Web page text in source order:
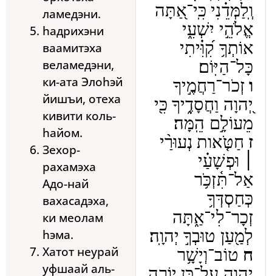
ламедэни.
hадрихэни
ваамитэха
веламедэни,
ки-ата Элоhэй
йишъи, отеха
кивити коль-
hайом.
Зехор-
рахамэха
Адо-най
вахасадэха,
ки меолам
hэма.
Хатот неурай
уфшаай аль-
וְֽלַמְּדֵ֗נִי כִּֽי־אַ֭תָּה
אֱלֹהֵ֣י יִשְׁעִ֑י
אוֹתְךָ֥ קִ֝וִּ֗יתִי
כָּל־הַיּֽוֹם׃
ו זְכֹר־רַחֲמֶ֣יךָ
יְ֭הוָה וַחֲסָדֶ֑יךָ כִּ֖י
מֵעוֹלָ֣ם הֵֽמָּה׃
ז חַטֹּ֤אות נְעוּרַ֨י
׀ וּפְשָׁעַ֗י
אַל־תִּ֫זְכֹּ֥ר
כְּחַסְדְּךָ֥
זְכָר־לִי־אַ֑תָּה
לְמַ֖עַן טוּבְךָ֣ יְהוָֽה׃
ח טוֹב־וְיָשָׁ֥ר